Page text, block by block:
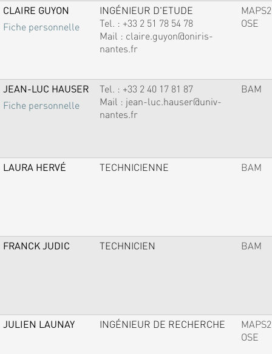
CLAIRE GUYON
Fiche personnelle
INGÉNIEUR D'ETUDE
Tel. : +33 2 51 78 54 78
Mail : claire.guyon@oniris-
nantes.fr
MAPS2
OSE
JEAN-LUC HAUSER
Fiche personnelle
Tel. : +33 2 40 17 81 87
Mail : jean-luc.hauser@univ-
nantes.fr
BAM
LAURA HERVÉ TECHNICIENNE BAM
FRANCK JUDIC TECHNICIEN BAM
JULIEN LAUNAY INGÉNIEUR DE RECHERCHE
MAPS2
OSE